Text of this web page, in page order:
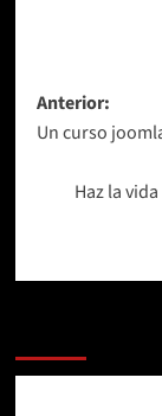
de
Anterior:
Un curso
Haz la